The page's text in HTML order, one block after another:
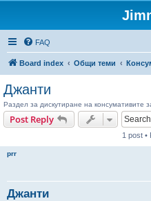
FAQ
Board index Общи теми
Джанти
Раздел за дискутиране на консумативите
Post Reply
1 post •
prr
Джанти